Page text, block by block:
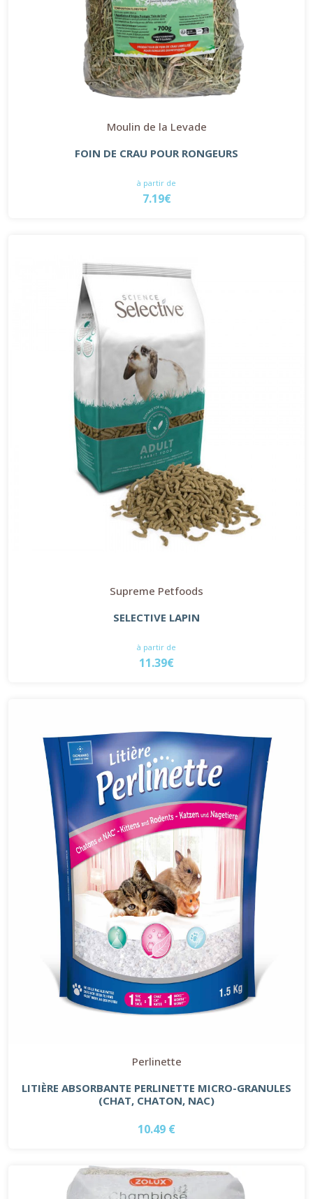
Moulin de la Levade
FOIN DE CRAU POUR RONGEURS
à partir de
7.19€
Supreme Petfoods
SELECTIVE LAPIN
à partir de
11.39€
Perlinette
LITIÈRE ABSORBANTE PERLINETTE MICRO-GRANULES
(CHAT, CHATON, NAC)
10.49 €